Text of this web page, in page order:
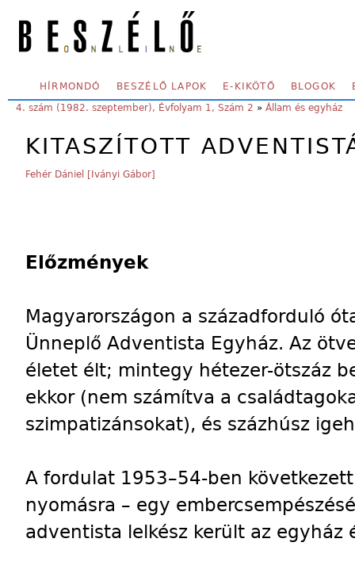
SECONDARY MENU
HÍRMONDÓ BESZÉLŐ LAPOK E-KIKÖTŐ BLOGOK
YOU ARE HERE:
4. szám (1982. szeptember), Évfolyam 1, Szám 2 » Állam és egyház
KITASZÍTOTT
Fehér Dániel [Iványi Gábor]
Előzmények
Magyarországon a századforduló
Ünneplő Adventista Egyház. Az
életet élt; mintegy hétezer-ötszáz
ekkor (nem számítva a
szimpatizánsokat), és százhúsz
A fordulat 1953–54-ben
nyomásra – egy
adventista lelkész került az egyház